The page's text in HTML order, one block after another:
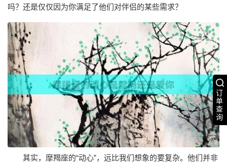
订
单
查
询
吗？还是仅仅因为你满足了他们对伴侣的某些需求？
其实，摩羯座的“动心”，远比我们想象的要复杂。他们并非